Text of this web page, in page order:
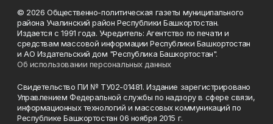
© 2026 Общественно-политическая газеты муниципального
района Учалинский район Республики Башкортостан.
Издается с 1991 года. Учредитель: Агентство по печати и
средствам массовой информации Республики Башкортостан
и АО Издательский дом "Республика Башкортостан".
Об использовании персональных данных
Свидетельство ПИ № ТУ02-01481. Издание зарегистрировано
Управлением Федеральной службы по надзору в сфере связи,
информационных технологий и массовых коммуникаций по
Республике Башкортостан 06 ноября 2015 г.